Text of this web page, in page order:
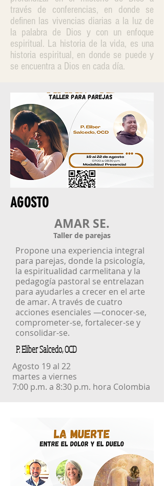
través de conferencias, en donde se
definen las vivencias diarias a la luz de
la palabra de Dios y con un enfoque
espiritual. La historia de la vida, es una
historia espiritual, en donde se puede y
se encuentra a Dios en cada día.
AGOSTO
AMAR SE.
Taller de parejas
Propone una experiencia integral
para parejas, donde la psicología,
la espiritualidad carmelitana y la
pedagogía pastoral se entrelazan
para ayudarles a crecer en el arte
de amar. A través de cuatro
acciones esenciales —conocer-se,
comprometer-se, fortalecer-se y
consolidar-se.
P. Eliber Salcedo, OCD
Agosto 19 al 22
martes a viernes
7:00 p.m. a 8:30 p.m. hora Colombia